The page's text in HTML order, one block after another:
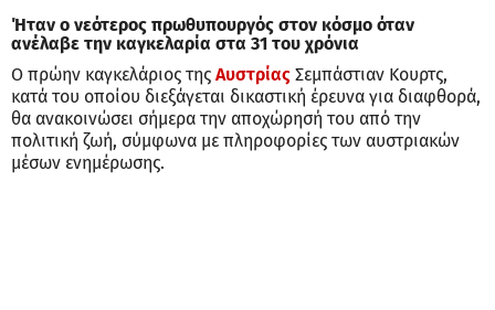
Ήταν ο νεότερος πρωθυπουργός στον κόσμο όταν
ανέλαβε την καγκελαρία στα 31 του χρόνια
Ο πρώην καγκελάριος της Αυστρίας Σεμπάστιαν Κουρτς,
κατά του οποίου διεξάγεται δικαστική έρευνα για διαφθορά,
θα ανακοινώσει σήμερα την αποχώρησή του από την
πολιτική ζωή, σύμφωνα με πληροφορίες των αυστριακών
μέσων ενημέρωσης.